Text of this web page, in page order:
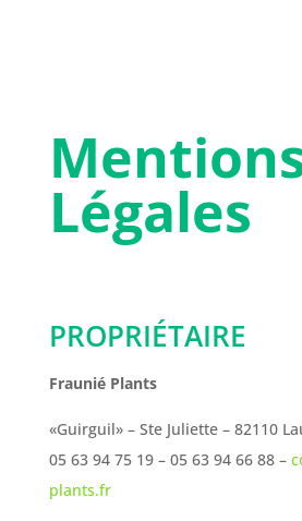
Légales
PROPRIÉTAIRE
Fraunié Plants
«Guirguil» – Ste Juliette– 82110
05 63 94 75 19– 05 63 94 66 88–
plants.fr